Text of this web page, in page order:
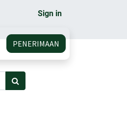
Sign in
PENERIMAAN